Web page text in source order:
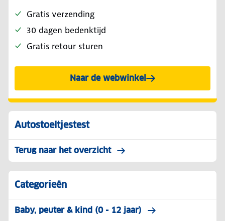
Gratis verzending
30 dagen bedenktijd
Gratis retour sturen
Naar de webwinkel
Autostoeltjestest
Terug naar het overzicht
Categorieën
Baby, peuter & kind (0 - 12 jaar)